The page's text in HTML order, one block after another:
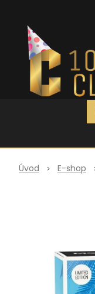
Úvod E-shop